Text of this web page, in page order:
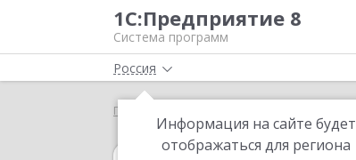
1С:Предприятие 8
Система программ
Россия
Информация на сайте будет
отображаться для региона
Главная